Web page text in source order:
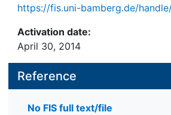
https://fis.uni-bamberg.de/
Activation date:
April 30, 2014
Reference
No FIS full text/file